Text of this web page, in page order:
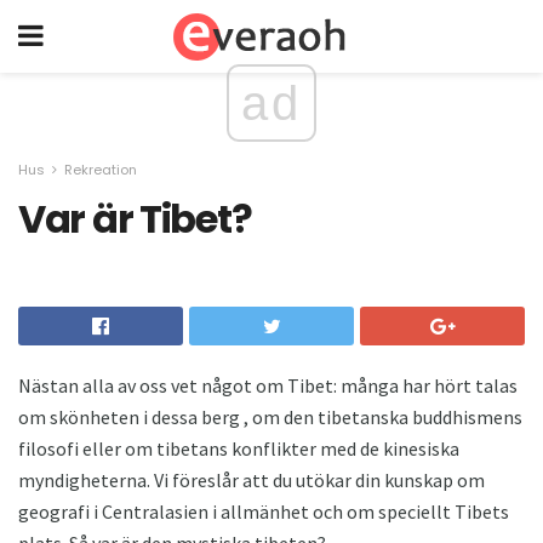
ad
Hus Rekreation
Var är Tibet?
Nästan alla av oss vet något om Tibet: många har hört talas
om skönheten i dessa berg , om den tibetanska buddhismens
filosofi eller om tibetans konflikter med de kinesiska
myndigheterna. Vi föreslår att du utökar din kunskap om
geografi i Centralasien i allmänhet och om speciellt Tibets